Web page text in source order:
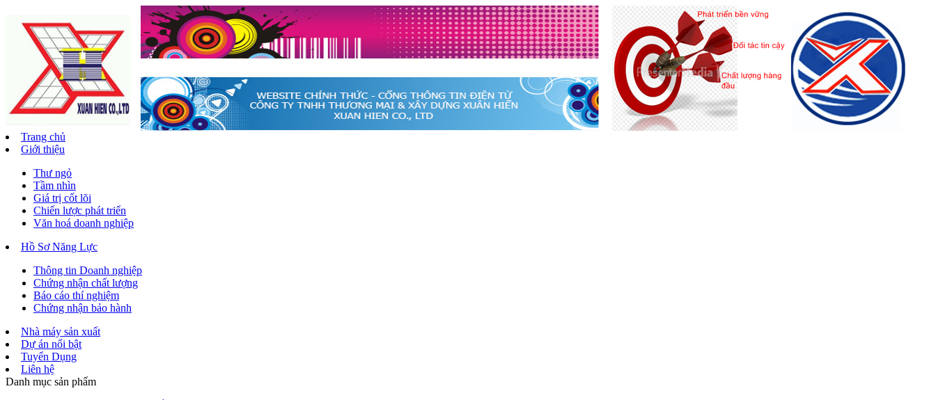
Trang chủ
Giới thiệu
Thư ngỏ
Tầm nhìn
Giá trị cốt lõi
Chiến lược phát triển
Văn hoá doanh nghiệp
Hồ Sơ Năng Lực
Thông tin Doanh nghiệp
Chứng nhận chất lượng
Báo cáo thí nghiệm
Chứng nhận bảo hành
Nhà máy sản xuất
Dự án nổi bật
Tuyển Dụng
Liên hệ
Danh mục sản phẩm